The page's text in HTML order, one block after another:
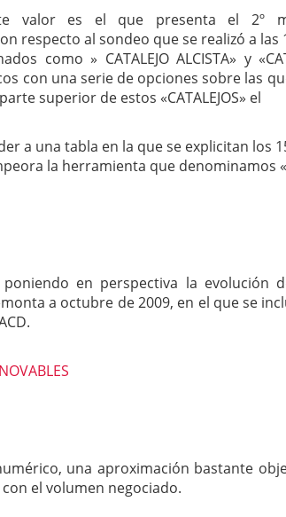
interesante
valor es el que presenta el 2º
respecto al sondeo que se realizó a las
como » CATALEJO ALCISTA» y
con una serie de opciones sobre las
superior de estos «CATALEJOS» el
a una tabla en la que se explicitan los
la herramienta que denominamos
en perspectiva la evolución
a octubre de 2009, en el que se
una aproximación bastante
el volumen negociado.